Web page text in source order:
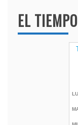
EL TIEMPO